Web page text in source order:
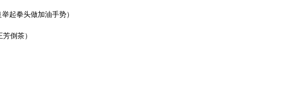
起拳头做加油手势）
倒茶）